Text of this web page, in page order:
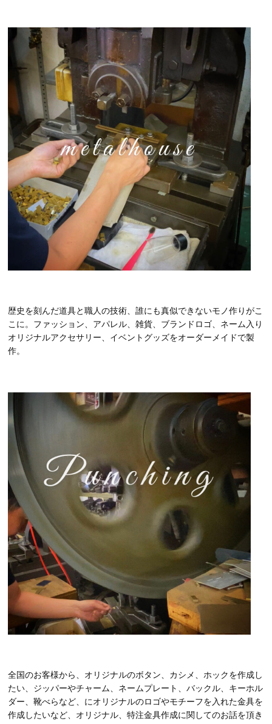
歴史を刻んだ道具と職人の技術、誰にも真似できないモノ作りがこ
こに。ファッション、アパレル、雑貨、ブランドロゴ、ネーム入り
オリジナルアクセサリー、イベントグッズをオーダーメイドで製
作。
全国のお客様から、オリジナルのボタン、カシメ、ホックを作成し
たい、ジッパーやチャーム、ネームプレート、バックル、キーホル
ダー、靴べらなど、にオリジナルのロゴやモチーフを入れた金具を
作成したいなど、オリジナル、特注金具作成に関してのお話を頂き